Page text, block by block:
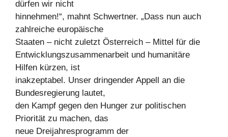
dürfen wir nicht
hinnehmen!“, mahnt Schwertner. „Dass nun auch
zahlreiche europäische
Staaten – nicht zuletzt Österreich – Mittel für die
Entwicklungszusammenarbeit und humanitäre
Hilfen kürzen, ist
inakzeptabel. Unser dringender Appell an die
Bundesregierung lautet,
den Kampf gegen den Hunger zur politischen
Priorität zu machen, das
neue Dreijahresprogramm der